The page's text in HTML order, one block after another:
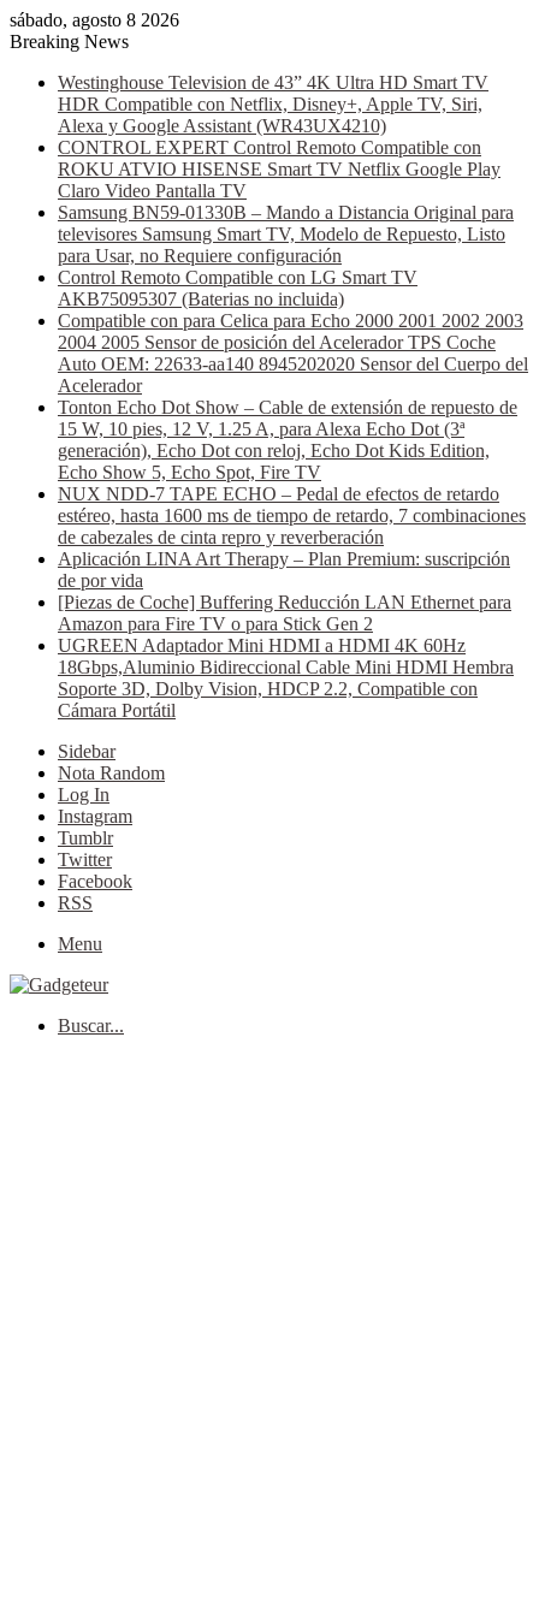
sábado, agosto 8 2026
Breaking News
Westinghouse Television de 43” 4K Ultra HD Smart TV
HDR Compatible con Netflix, Disney+, Apple TV, Siri,
Alexa y Google Assistant (WR43UX4210)
CONTROL EXPERT Control Remoto Compatible con
ROKU ATVIO HISENSE Smart TV Netflix Google Play
Claro Video Pantalla TV
Samsung BN59-01330B – Mando a Distancia Original para
televisores Samsung Smart TV, Modelo de Repuesto, Listo
para Usar, no Requiere configuración
Control Remoto Compatible con LG Smart TV
AKB75095307 (Baterias no incluida)
Compatible con para Celica para Echo 2000 2001 2002 2003
2004 2005 Sensor de posición del Acelerador TPS Coche
Auto OEM: 22633-aa140 8945202020 Sensor del Cuerpo del
Acelerador
Tonton Echo Dot Show – Cable de extensión de repuesto de
15 W, 10 pies, 12 V, 1.25 A, para Alexa Echo Dot (3ª
generación), Echo Dot con reloj, Echo Dot Kids Edition,
Echo Show 5, Echo Spot, Fire TV
NUX NDD-7 TAPE ECHO – Pedal de efectos de retardo
estéreo, hasta 1600 ms de tiempo de retardo, 7 combinaciones
de cabezales de cinta repro y reverberación
Aplicación LINA Art Therapy – Plan Premium: suscripción
de por vida
[Piezas de Coche] Buffering Reducción LAN Ethernet para
Amazon para Fire TV o para Stick Gen 2
UGREEN Adaptador Mini HDMI a HDMI 4K 60Hz
18Gbps,Aluminio Bidireccional Cable Mini HDMI Hembra
Soporte 3D, Dolby Vision, HDCP 2.2, Compatible con
Cámara Portátil
Sidebar
Nota Random
Log In
Instagram
Tumblr
Twitter
Facebook
RSS
Menu
Buscar...